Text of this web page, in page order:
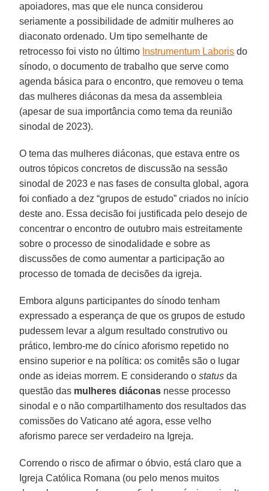
apoiadores, mas que ele nunca considerou
seriamente a possibilidade de admitir mulheres ao
diaconato ordenado. Um tipo semelhante de
retrocesso foi visto no último Instrumentum Laboris do
sínodo, o documento de trabalho que serve como
agenda básica para o encontro, que removeu o tema
das mulheres diáconas da mesa da assembleia
(apesar de sua importância como tema da reunião
sinodal de 2023).
O tema das mulheres diáconas, que estava entre os
outros tópicos concretos de discussão na sessão
sinodal de 2023 e nas fases de consulta global, agora
foi confiado a dez “grupos de estudo” criados no início
deste ano. Essa decisão foi justificada pelo desejo de
concentrar o encontro de outubro mais estreitamente
sobre o processo de sinodalidade e sobre as
discussões de como aumentar a participação ao
processo de tomada de decisões da igreja.
Embora alguns participantes do sínodo tenham
expressado a esperança de que os grupos de estudo
pudessem levar a algum resultado construtivo ou
prático, lembro-me do cínico aforismo repetido no
ensino superior e na política: os comitês são o lugar
onde as ideias morrem. E considerando ostatus da
questão das mulheres diáconas nesse processo
sinodal e o não compartilhamento dos resultados das
comissões do Vaticano até agora, esse velho
aforismo parece ser verdadeiro na Igreja.
Correndo o risco de afirmar o óbvio, está claro que a
Igreja Católica Romana (ou pelo menos muitos